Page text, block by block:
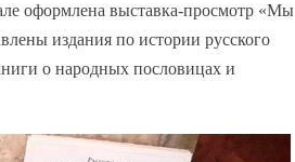
оформлена выставка-просмотр «Мы
издания по истории русского
о народных пословицах и